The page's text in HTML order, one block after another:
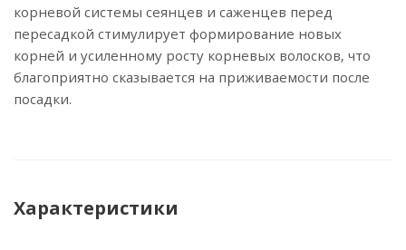
корневой системы сеянцев и саженцев перед
пересадкой стимулирует формирование новых
корней и усиленному росту корневых волосков, что
благоприятно сказывается на приживаемости после
посадки.
Характеристики